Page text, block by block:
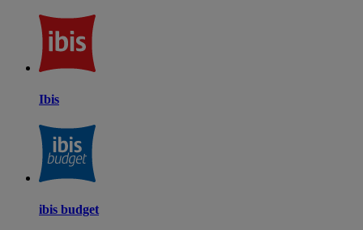
Ibis
ibis budget